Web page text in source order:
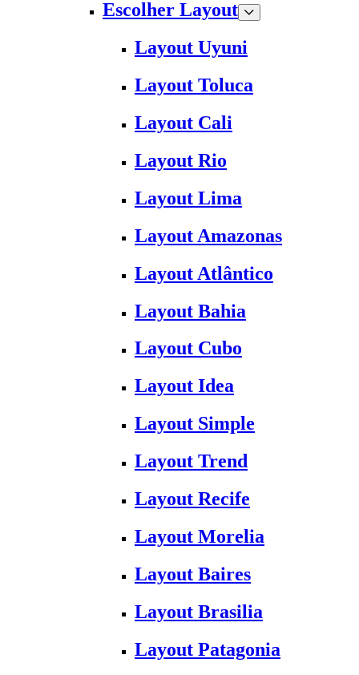
Escolher Layout
Layout Uyuni
Layout Toluca
Layout Cali
Layout Rio
Layout Lima
Layout Amazonas
Layout Atlântico
Layout Bahia
Layout Cubo
Layout Idea
Layout Simple
Layout Trend
Layout Recife
Layout Morelia
Layout Baires
Layout Brasilia
Layout Patagonia